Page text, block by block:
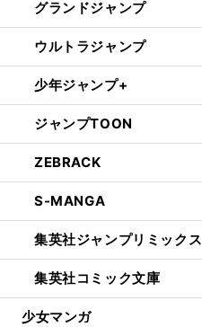
グランドジャンプ
ウルトラジャンプ
少年ジャンプ+
ジャンプTOON
ZEBRACK
S-MANGA
集英社ジャンプリミックス
集英社コミック文庫
少女マンガ